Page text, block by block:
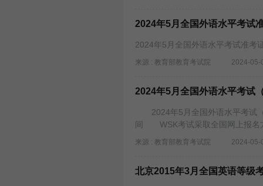
2024年5月全国外语水平考试
2024年5月全国外语水平考试准考
来源 : 教育部教育考试院 2024-05-
2024年5月全国外语水平考试
2024年5月全国外语水平考试
间 WSK考试采取全国网上报名
来源 : 教育部教育考试院 2024-05-
北京2015年3月全国英语等级